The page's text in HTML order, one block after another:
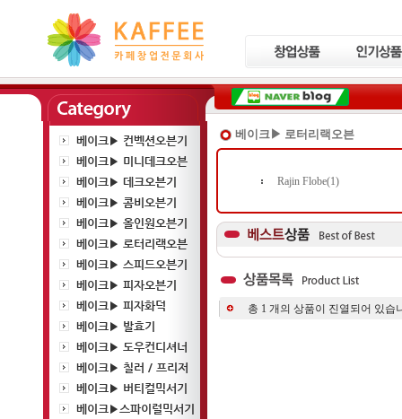
베이크▶ 컨벡션오븐기
베이크▶ 미니데크오븐
베이크▶ 데크오븐기
베이크▶ 콤비오븐기
베이크▶ 올인원오븐기
베이크▶ 로터리랙오븐
베이크▶ 스피드오븐기
베이크▶ 피자오븐기
베이크▶ 피자화덕
베이크▶ 발효기
베이크▶ 도우컨디셔너
베이크▶ 칠러 / 프리저
베이크▶ 버티컬믹서기
베이크▶스파이럴믹서기
베이크▶ 로터리랙오븐
Rajin Flobe(1)
총 1 개의 상품이 진열되어 있습